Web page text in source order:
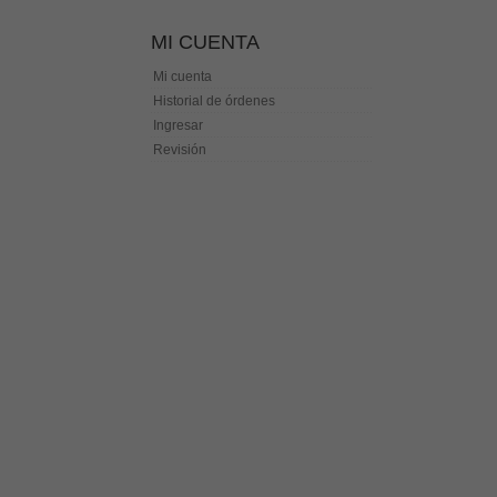
MI CUENTA
Mi cuenta
Historial de órdenes
Ingresar
Revisión